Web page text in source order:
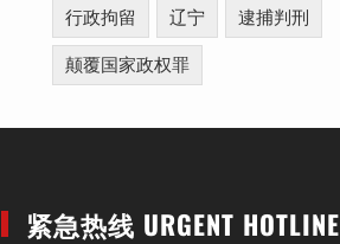
行政拘留 辽宁 逮捕判刑
颠覆国家政权罪
紧急热线 URGENT HOTLINE